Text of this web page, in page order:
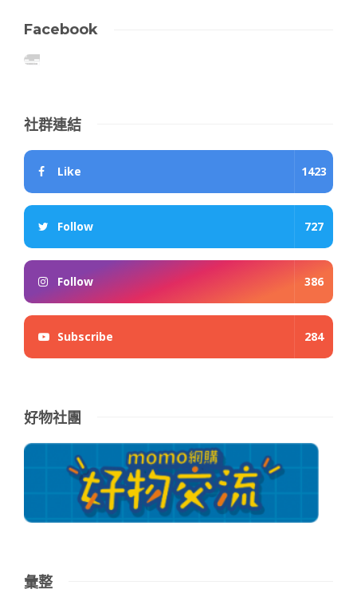
Facebook
社群連結
Like 1423
Follow 727
Follow 386
Subscribe 284
好物社團
彙整